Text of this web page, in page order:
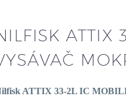
ATTIX
ATTIX 33-2L IC